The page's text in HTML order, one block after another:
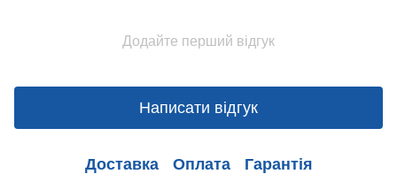
Додайте перший відгук
Написати відгук
Доставка Оплата Гарантія